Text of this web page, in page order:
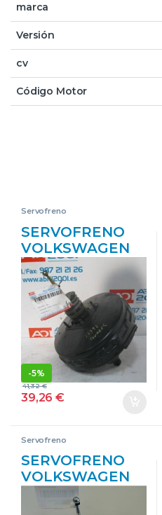
marca
Versión
cv
Código Motor
Servofreno
SERVOFRENO
VOLKSWAGEN
TOUAREG (7LA)
(2002->) 2.5 TDI
R5 [2,5 LTR. – 128
KW TDI] BAC
7L6612101
NEGRO CON
BOMBA
-5%
39,26€
41,32€
Servofreno
SERVOFRENO
VOLKSWAGEN
JETTA V (1K2)
(2005->) 1.6